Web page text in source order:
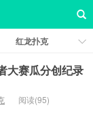
红龙扑克
大赛瓜分创纪录
阅读(95)